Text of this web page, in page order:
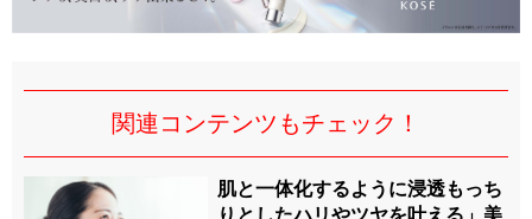
関連コンテンツもチェック！
肌と一体化するように浸透もっち
りとしたハリやツヤを叶える」美